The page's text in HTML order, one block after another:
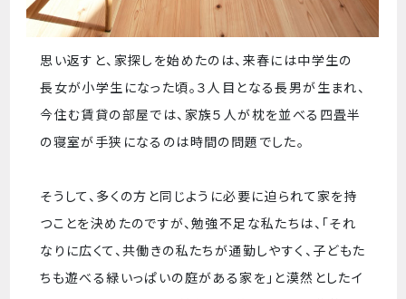
思い返すと、家探しを始めたのは、来春には中学生の
長女が小学生になった頃。３人目となる長男が生まれ、
今住む賃貸の部屋では、家族５人が枕を並べる四畳半
の寝室が手狭になるのは時間の問題でした。
そうして、多くの方と同じように必要に迫られて家を持
つことを決めたのですが、勉強不足な私たちは、「それ
なりに広くて、共働きの私たちが通勤しやすく、子どもた
ちも遊べる緑いっぱいの庭がある家を」と漠然としたイ